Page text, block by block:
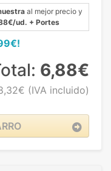
al mejor precio y
ud. + Portes
6,88€
(IVA incluido)